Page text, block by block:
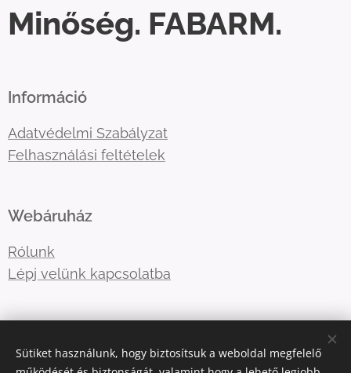
Minőség. FABARM.
Információ
Adatvédelmi Szabályzat
Felhasználási feltételek
Webáruház
Rólunk
Lépj velünk kapcsolatba
@gmail.com
Telefonszám:06707767376
Sütiket használunk, hogy biztosítsuk a weboldal megfelelő